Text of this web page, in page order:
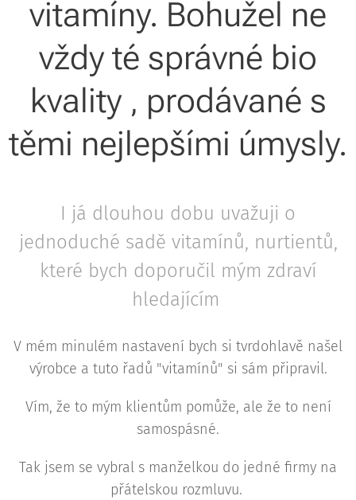
vitamíny. Bohužel ne
vždy té správné bio
kvality , prodávané s
těmi nejlepšími úmysly.
I já dlouhou dobu uvažuji o
jednoduché sadě vitamínů, nurtientů,
které bych doporučil mým zdraví
hledajícím
V mém minulém nastavení bych si tvrdohlavě našel
výrobce a tuto řadů "vitamínů" si sám připravil.
Vím, že to mým klientům pomůže, ale že to není
samospásné.
Tak jsem se vybral s manželkou do jedné firmy na
přátelskou rozmluvu.